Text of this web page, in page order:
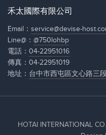
禾太國際有限公司
Email： service@devise-
Line@： @750lohbp
電話： 04-22951016
傳真：04-22951019
地址： 台中市西屯區文心路三
HOTAI INTERNATIONAL